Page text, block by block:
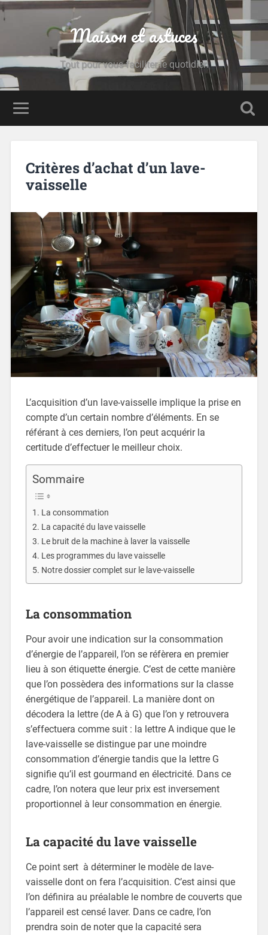
Maison et astuces
Tout pour vous faciliter le quotidien
Critères d’achat d’un lave-
vaisselle
L’acquisition d’un lave-vaisselle implique la prise en
compte d’un certain nombre d’éléments. En se
référant à ces derniers, l’on peut acquérir la
certitude d’effectuer le meilleur choix.
Sommaire
La consommation
La capacité du lave vaisselle
Le bruit de la machine à laver la vaisselle
Les programmes du lave vaisselle
Notre dossier complet sur le lave-vaisselle
La consommation
Pour avoir une indication sur la consommation
d’énergie de l’appareil, l’on se réfèrera en premier
lieu à son étiquette énergie. C’est de cette manière
que l’on possèdera des informations sur la classe
énergétique de l’appareil. La manière dont on
décodera la lettre (de A à G) que l’on y retrouvera
s’effectuera comme suit : la lettre A indique que le
lave-vaisselle se distingue par une moindre
consommation d’énergie tandis que la lettre G
signifie qu’il est gourmand en électricité. Dans ce
cadre, l’on notera que leur prix est inversement
proportionnel à leur consommation en énergie.
La capacité du lave vaisselle
Ce point sert à déterminer le modèle de lave-
vaisselle dont on fera l’acquisition. C’est ainsi que
l’on définira au préalable le nombre de couverts que
l’appareil est censé laver. Dans ce cadre, l’on
prendra soin de noter que la capacité sera